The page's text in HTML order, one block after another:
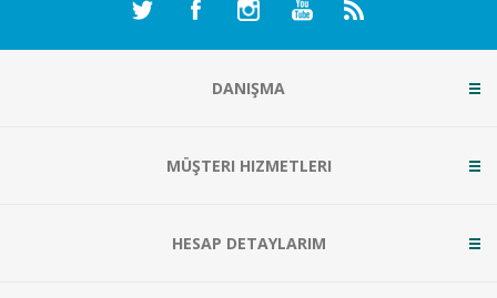
DANIŞMA
MÜŞTERI HIZMETLERI
HESAP DETAYLARIM